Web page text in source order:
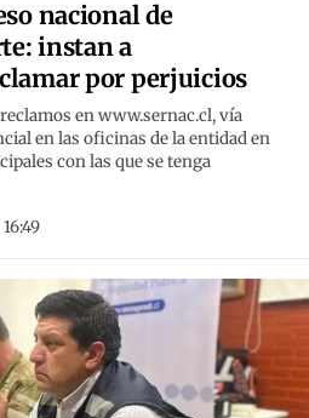
nacional de
instan a
por perjuicios
en www.sernac.cl, vía
en las oficinas de la entidad en
con las que se tenga